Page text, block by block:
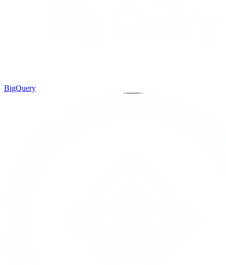
BigQuery